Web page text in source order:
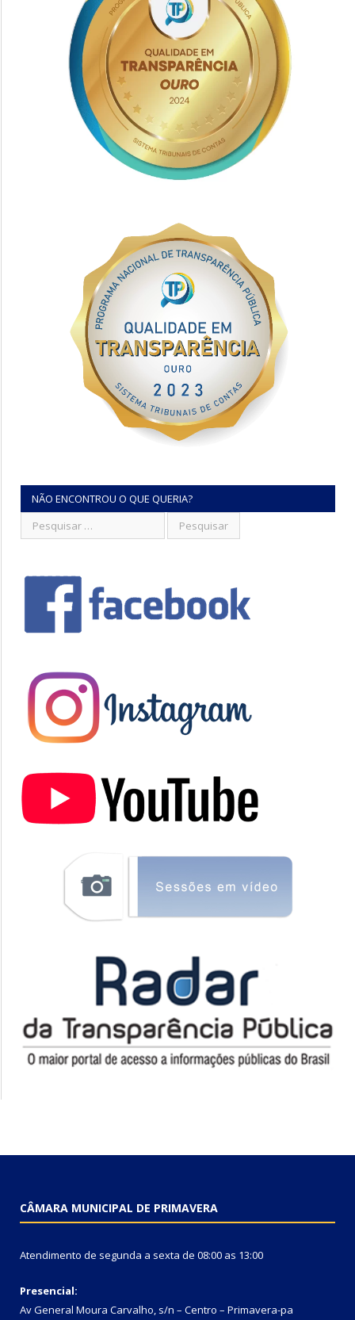
NÃO ENCONTROU O QUE QUERIA?
CÂMARA MUNICIPAL DE PRIMAVERA
Atendimento de segunda a sexta de 08:00 as 13:00
Presencial:
Av General Moura Carvalho, s/n – Centro – Primavera-pa